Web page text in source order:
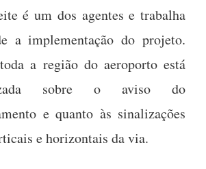
é um dos agentes e trabalha
a implementação do projeto.
a região do aeroporto está
sobre o aviso do
e quanto às sinalizações
e horizontais da via.